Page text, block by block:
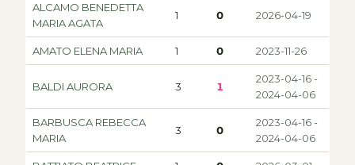
ALCAMO BENEDETTA
MARIA AGATA
1 0 2026-04-19
AMATO ELENA MARIA 1 0 2023-11-26
BALDI AURORA 3 1
2023-04-16 -
2024-04-06
BARBUSCA REBECCA
MARIA
3 0
2023-04-16 -
2024-04-06